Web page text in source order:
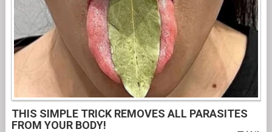
THIS SIMPLE TRICK REMOVES ALL PARASITES
FROM YOUR BODY!